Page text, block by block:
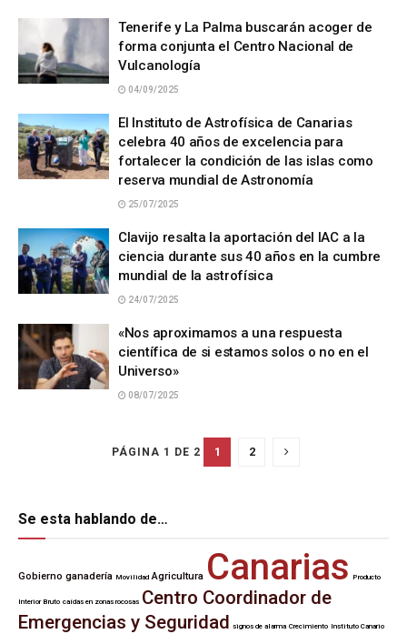
Tenerife y La Palma buscarán acoger de
forma conjunta el Centro Nacional de
Vulcanología
04/09/2025
El Instituto de Astrofísica de Canarias
celebra 40 años de excelencia para
fortalecer la condición de las islas como
reserva mundial de Astronomía
25/07/2025
Clavijo resalta la aportación del IAC a la
ciencia durante sus 40 años en la cumbre
mundial de la astrofísica
24/07/2025
«Nos aproximamos a una respuesta
científica de si estamos solos o no en el
Universo»
08/07/2025
PÁGINA 1 DE 2 1 2
Se esta hablando de…
Gobierno ganadería Movilidad Agricultura Canarias Producto
Interior Bruto caídas en zonas rocosas Centro Coordinador de
Emergencias y Seguridad signos de alarma Crecimiento Instituto Canario